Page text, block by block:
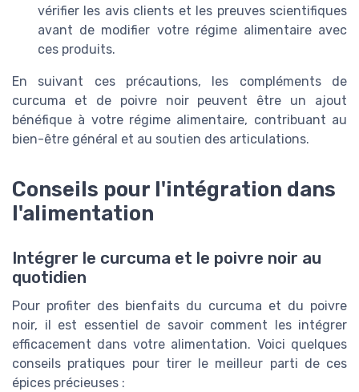
vérifier les avis clients et les preuves scientifiques
avant de modifier votre régime alimentaire avec
ces produits.
En suivant ces précautions, les compléments de
curcuma et de poivre noir peuvent être un ajout
bénéfique à votre régime alimentaire, contribuant au
bien-être général et au soutien des articulations.
Conseils pour l'intégration dans
l'alimentation
Intégrer le curcuma et le poivre noir au
quotidien
Pour profiter des bienfaits du curcuma et du poivre
noir, il est essentiel de savoir comment les intégrer
efficacement dans votre alimentation. Voici quelques
conseils pratiques pour tirer le meilleur parti de ces
épices précieuses :